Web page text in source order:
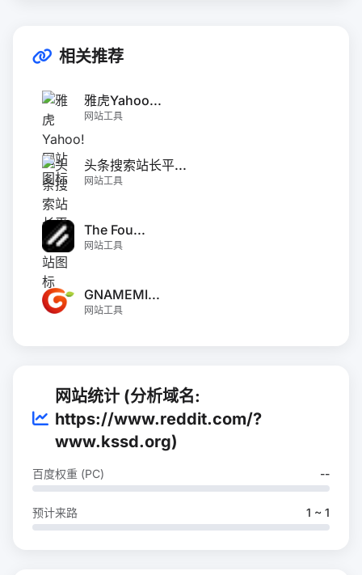
相关推荐
雅虎Yahoo...
网站工具
头条搜索站长平...
网站工具
The Fou...
网站工具
GNAMEMI...
网站工具
网站统计 (分析域名:
https://www.reddit.com/?
www.kssd.org)
百度权重 (PC) --
预计来路 1 ~ 1